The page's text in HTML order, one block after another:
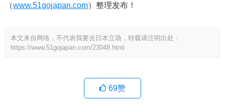
（www.51gojapan.com）整理发布！
本文来自网络，不代表我要去日本立场，转载请注明出处：
https://www.51gojapan.com/23048.html
69赞